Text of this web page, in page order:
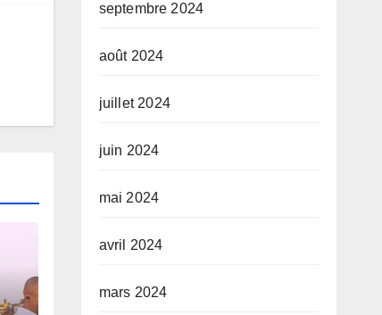
septembre 2024
août 2024
juillet 2024
juin 2024
mai 2024
avril 2024
mars 2024